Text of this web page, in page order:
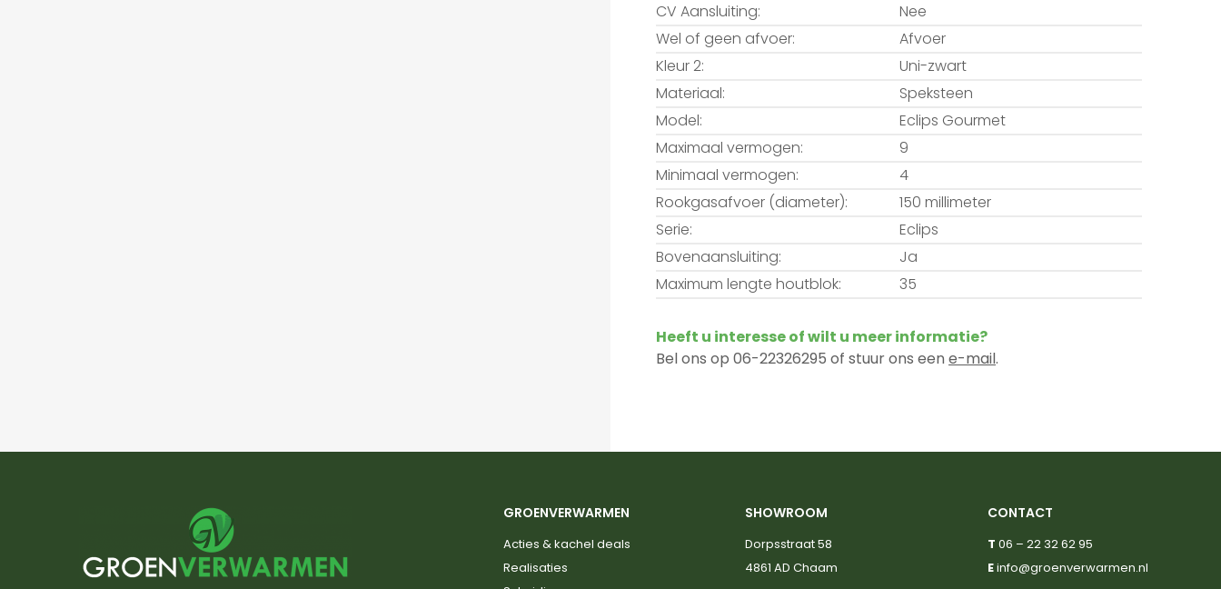
CV Aansluiting:
Nee
Wel of geen afvoer:
Afvoer
Kleur 2:
Uni-zwart
Materiaal:
Speksteen
Model:
Eclips Gourmet
Maximaal vermogen:
9
Minimaal vermogen:
4
Rookgasafvoer (diameter):
150 millimeter
Serie:
Eclips
Bovenaansluiting:
Ja
Maximum lengte houtblok:
35
Heeft u interesse of wilt u meer informatie?
Bel ons op 06-22326295 of stuur ons een e-mail.
GROENVERWARMEN
Acties & kachel deals
Realisaties
SHOWROOM
Dorpsstraat 58
4861 AD Chaam
CONTACT
T 06 – 22 32 62 95
Einfo@groenverwarmen.nl